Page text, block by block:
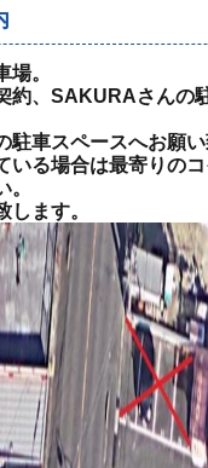
場。
約、SAKURAさんの
駐車スペースへお願い
いる場合は最寄りの
します。